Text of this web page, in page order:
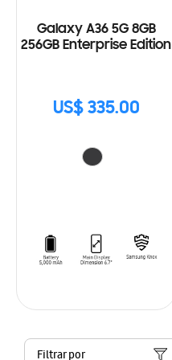
Galaxy A36 5G 8GB
256GB Enterprise Edition
US$ 335.00
Filtrar por